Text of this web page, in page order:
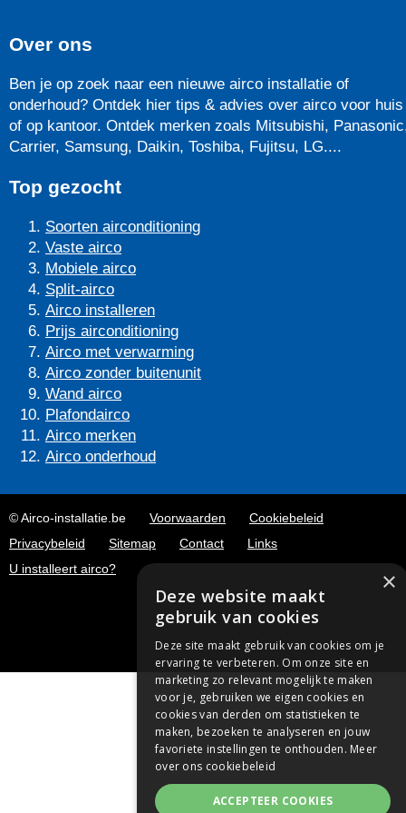
Over ons
Ben je op zoek naar een nieuwe airco installatie of
onderhoud? Ontdek hier tips & advies over airco voor huis
of op kantoor. Ontdek merken zoals Mitsubishi,
Carrier, Samsung, Daikin, Toshiba, Fujitsu, LG....
Top gezocht
Soorten airconditioning
Vaste airco
Mobiele airco
Split-airco
Airco installeren
Prijs airconditioning
Airco met verwarming
Airco zonder buitenunit
Wand airco
Plafondairco
Airco merken
Airco onderhoud
© Airco-installatie.be Voorwaarden
Cookiebeleid
Privacybeleid
Sitemap Contact
Links
U installeert airco?
×
Deze website maakt
gebruik van cookies
Deze site maakt gebruik van cookies om je
ervaring te verbeteren. Om onze site en
marketing zo relevant mogelijk te maken
voor je, gebruiken we eigen cookies en
cookies van derden om statistieken te
maken, bezoeken te analyseren en jouw
favoriete instellingen te onthouden. Meer
over ons cookiebeleid
ACCEPTEER COOKIES